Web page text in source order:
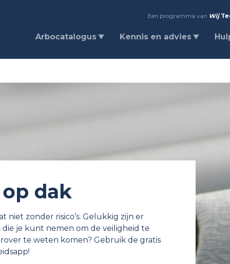
Een programma van Wij
Arbocatalogus Kennis en advies
dak
niet zonder risico’s. Gelukkig zijn er
je kunt nemen om de veiligheid te
te weten komen? Gebruik de gratis